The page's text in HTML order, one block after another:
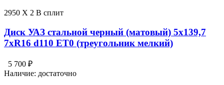
2950 X 2 В сплит
Диск УАЗ стальной черный (матовый) 5x139,7
7xR16 d110 ET0 (треугольник мелкий)
5 700 ₽
Наличие: достаточно